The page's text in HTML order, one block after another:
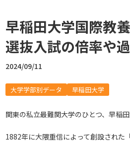
早稲田大学国際教
選抜入試の倍率や
2024/09/11
大学学部別データ 早稲田大学
関東の私立最難関大学のひとつ、早稲田
1882年に大隈重信によって創設された